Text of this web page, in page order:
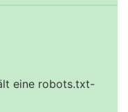
eine robots.txt-